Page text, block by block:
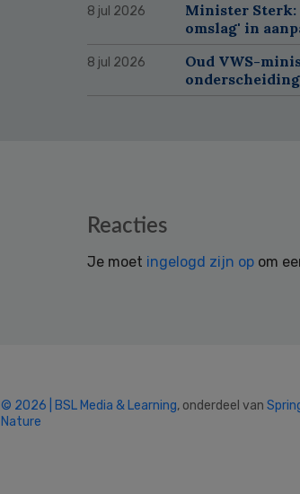
8 jul 2026
Minister Sterk:
omslag' in
8 jul 2026
Oud VWS-
onderscheiding
Reacties
Je moet ingelogd zijn op om
© 2026 | BSL Media & Learning, onderdeel van
Nature